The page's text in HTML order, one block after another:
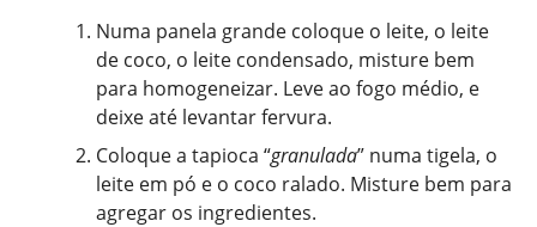
Numa panela grande coloque o leite, o leite
de coco, o leite condensado, misture bem
para homogeneizar. Leve ao fogo médio, e
deixe até levantar fervura.
Coloque a tapioca “granulada” numa tigela, o
leite em pó e o coco ralado. Misture bem para
agregar os ingredientes.